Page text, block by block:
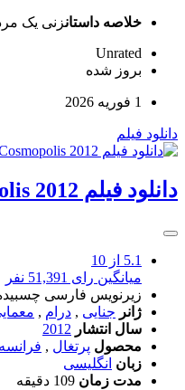
خلاصه داستانزنی یک
Unrated
بروز‌ شده
1 فوریه 2026
دانلود فیلم
دانلود فیلم Cosmopolis 2012 با زیرنویس چسبیده
5.1 از 10
میانگین رای 51,391 نفر
زیرنویس فارسی
ژانر جنایی , درام ,
سال انتشار 2012
محصول پرتغال , فرانسه
زبان انگلیسی
مدت زمان 109 دقیقه